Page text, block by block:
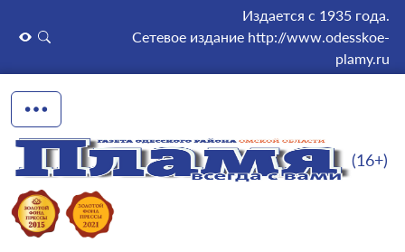
Издается с 1935 года.
Сетевое издание http://www.odesskoe-
plamy.ru
(16+)